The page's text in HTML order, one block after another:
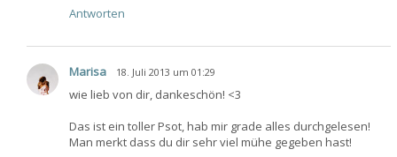
Antworten
Marisa 18. Juli 2013 um 01:29
wie lieb von dir, dankeschön! <3
Das ist ein toller Psot, hab mir grade alles durchgelesen!
Man merkt dass du dir sehr viel mühe gegeben hast!